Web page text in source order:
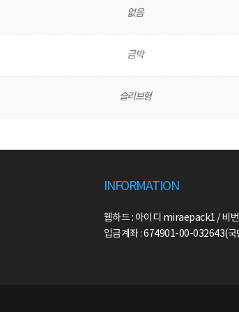
없음
금박
슬리브형
INFORMATION
웹하드 : 아이디 miraepack1 / 비
입금계좌 : 674901-00-032643(국